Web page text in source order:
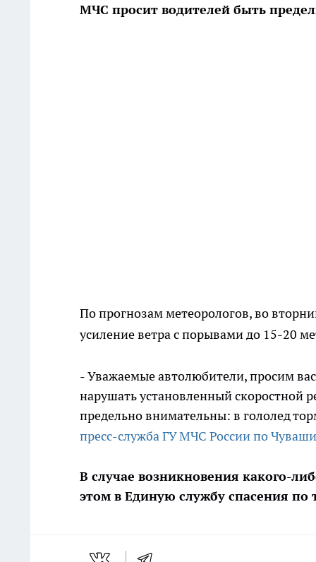
МЧС просит водителей быть
По прогнозам метеорологов, во
усиление ветра с порывами до 15-20
- Уважаемые автолюбители, просим
нарушать установленный скоростной
предельно внимательны: в гололед
пресс-служба ГУ МЧС России по
В случае возникновения какого-
этом в Единую службу спасения по